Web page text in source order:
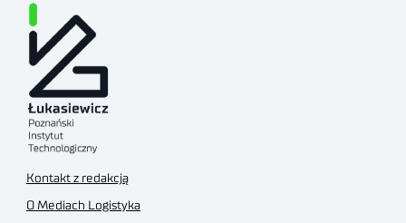
Kontakt z redakcją
O Mediach Logistyka